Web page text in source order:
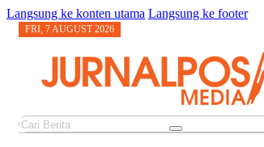
Langsung ke konten utama Langsung ke footer
FRI, 7 AUGUST 2026
Cari